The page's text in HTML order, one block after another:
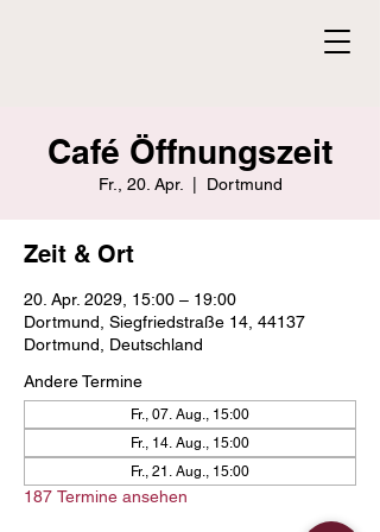
Café Öffnungszeit
Fr., 20. Apr. Dortmund
Zeit & Ort
20. Apr. 2029, 15:00 – 19:00
Dortmund, Siegfriedstraße 14, 44137
Dortmund, Deutschland
Andere Termine
Fr., 07. Aug., 15:00
Fr., 14. Aug., 15:00
Fr., 21. Aug., 15:00
187 Termine ansehen